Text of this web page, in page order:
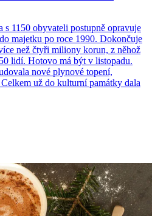
1150 obyvateli postupně opravuje
majetku po roce 1990. Dokončuje
než čtyři miliony korun, z něhož
lidí. Hotovo má být v listopadu.
nové plynové topení,
už do kulturní památky dala